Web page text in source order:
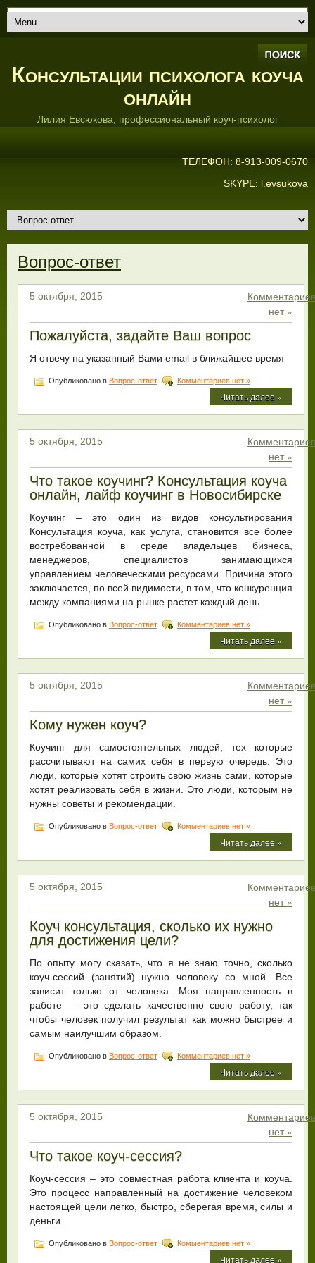
Консультации психолога коуча
онлайн
Лилия Евсюкова, профессиональный коуч-психолог
ТЕЛЕФОН: 8-913-009-0670
SKYPE: l.evsukova
Вопрос-ответ
5 октября, 2015
Комментариев
нет »
Пожалуйста, задайте Ваш вопрос
Я отвечу на указанный Вами email в ближайшее время
Опубликовано в Вопрос-ответ Комментариев нет »
Читать далее »
5 октября, 2015
Комментариев
нет »
Что такое коучинг? Консультация коуча
онлайн, лайф коучинг в Новосибирске
Коучинг – это один из видов консультирования
Консультация коуча, как услуга, становится все более
востребованной в среде владельцев бизнеса,
менеджеров, специалистов занимающихся
управлением человеческими ресурсами. Причина этого
заключается, по всей видимости, в том, что конкуренция
между компаниями на рынке растет каждый день.
Опубликовано в Вопрос-ответ Комментариев нет »
Читать далее »
5 октября, 2015
Комментариев
нет »
Кому нужен коуч?
Коучинг для самостоятельных людей, тех которые
рассчитывают на самих себя в первую очередь. Это
люди, которые хотят строить свою жизнь сами, которые
хотят реализовать себя в жизни. Это люди, которым не
нужны советы и рекомендации.
Опубликовано в Вопрос-ответ Комментариев нет »
Читать далее »
5 октября, 2015
Комментариев
нет »
Коуч консультация, сколько их нужно
для достижения цели?
По опыту могу сказать, что я не знаю точно, сколько
коуч-сессий (занятий) нужно человеку со мной. Все
зависит только от человека. Моя направленность в
работе — это сделать качественно свою работу, так
чтобы человек получил результат как можно быстрее и
самым наилучшим образом.
Опубликовано в Вопрос-ответ Комментариев нет »
Читать далее »
5 октября, 2015
Комментариев
нет »
Что такое коуч-сессия?
Коуч-сессия – это совместная работа клиента и коуча.
Это процесс направленный на достижение человеком
настоящей цели легко, быстро, сберегая время, силы и
деньги.
Опубликовано в Вопрос-ответ Комментариев нет »
Читать далее »